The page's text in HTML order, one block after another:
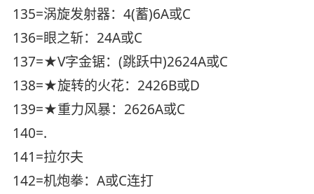
135=涡旋发射器：4(蓄)6A或C
136=眼之斩：24A或C
137=★V字金锯：(跳跃中)2624A或C
138=★旋转的火花：2426B或D
139=★重力风暴：2626A或C
140=.
141=拉尔夫
142=机炮拳：A或C连打